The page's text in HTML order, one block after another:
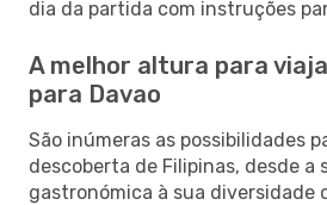
dia da partida com instruções
A melhor altura para
para Davao
São inúmeras as possibilidades
descoberta de Filipinas, desde a
gastronómica à sua diversidade